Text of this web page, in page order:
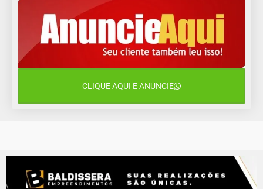
11 de agosto
Terça-Feira
CLIQUE AQUI E ANUNCIE